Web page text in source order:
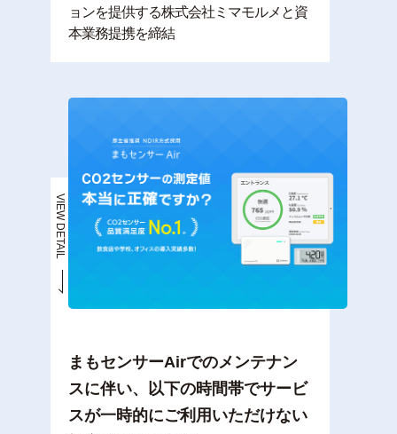
ョンを提供する株式会社ミマモルメと資
本業務提携を締結
VIEW DETAIL
まもセンサーAirでのメンテナン
スに伴い、以下の時間帯でサービ
スが一時的にご利用いただけない